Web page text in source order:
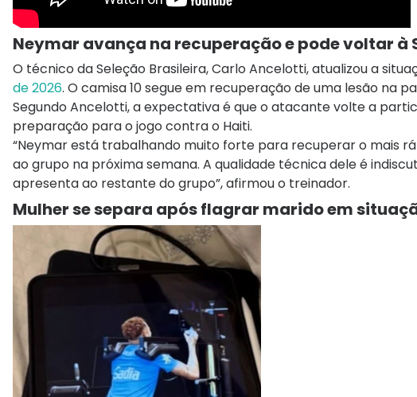
Neymar avança na recuperação e pode voltar à
O técnico da Seleção Brasileira,Carlo Ancelotti,atualizou a
de 2026. O camisa 10 segue em recuperação de uma lesão na
Segundo Ancelotti, a expectativa é que o atacante volte a
preparação para o jogo contra o Haiti.
“Neymar está trabalhando muito forte para recuperar o mais
ao grupo na próxima semana. A qualidade técnica dele é
apresenta ao restante do grupo”, afirmou o treinador.
Mulher se separa após flagrar marido em